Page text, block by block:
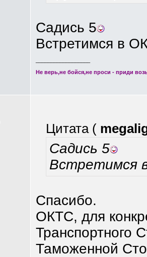
Садись 5
Встретимся в
Не верь,не бойся,не проси - приди
Цитата (
Садись 5
Встретимся
Спасибо.
ОКТС, для
Транспортного
Таможенной